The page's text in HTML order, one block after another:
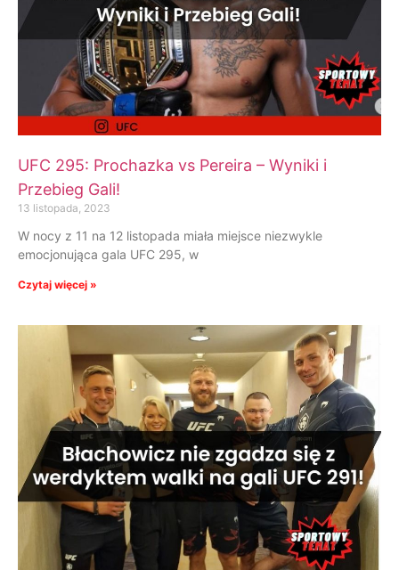
UFC 295: Prochazka vs Pereira – Wyniki i
Przebieg Gali!
13 listopada, 2023
W nocy z 11 na 12 listopada miała miejsce niezwykle
emocjonująca gala UFC 295, w
Czytaj więcej »